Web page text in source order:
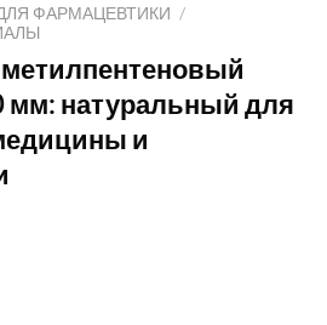
ФАРМАЦЕВТИКИ /
мм: натуральный для
и